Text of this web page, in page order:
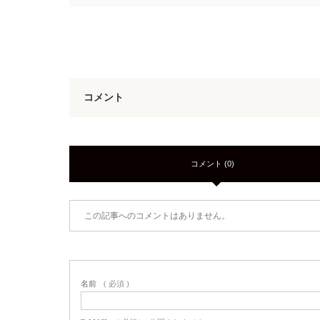
コメント
コメント (0)
この記事へのコメントはありません。
名前 ( 必須 )